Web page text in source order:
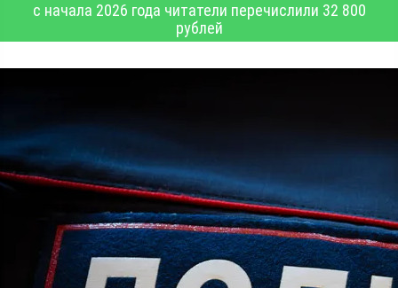
с начала 2026 года читатели перечислили 32 800
рублей
задержали четверых
кемеровчан,
помогавших
мошенникам